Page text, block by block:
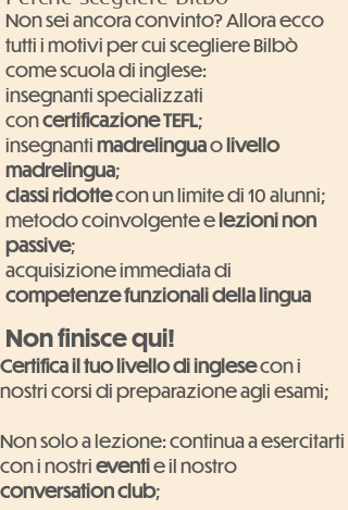
Non sei ancora convinto? Allora ecco
tutti i motivi per cui scegliere Bilbò
come scuola di inglese:
insegnanti specializzati
concertificazione TEFL;
insegnantimadrelinguaolivello
madrelingua;
classi ridottecon un limite di 10 alunni;
metodo coinvolgente elezioni non
passive;
acquisizione immediata di
competenze funzionali della lingua
Non finisce qui!
Certifica il tuo livello di inglesecon i
nostri corsi di preparazione agli esami;
Non solo a lezione: continua a esercitarti
con i nostrieventie il nostro
conversation club;